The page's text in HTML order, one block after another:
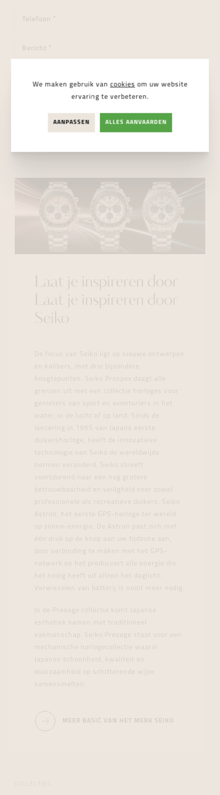
Ik ga akkoord met deprivacy regelgeving
Laat je inspireren door
Laat je inspireren door
Seiko
De focus van Seiko ligt op nieuwe ontwerpen
en kalibers, met drie bijzondere
hoogtepunten. Seiko Prospex daagt alle
grenzen uit met een collectie horloges voor
genieters van sport en avonturiers in het
water, in de lucht of op land. Sinds de
lancering in 1965 van Japans eerste
duikershorloge, heeft de innovatieve
technologie van Seiko de wereldwijde
normen veranderd. Seiko streeft
voortdurend naar een nog grotere
betrouwbaarheid en veiligheid voor zowel
professionele als recreatieve duikers. Seiko
Astron, het eerste GPS-horloge ter wereld
op zonne-energie. De Astron past zich met
één druk op de knop aan uw tijdzone aan,
door verbinding te maken met het GPS-
netwerk en het produceert alle energie die
het nodig heeft uit alleen het daglicht.
Verwisselen van batterij is nooit meer nodig.
In de Presage collectie komt Japanse
esthetiek samen met traditioneel
vakmanschap. Seiko Presage staat voor een
mechanische horlogecollectie waarin
Japanse schoonheid, kwaliteit en
duurzaamheid op schitterende wijze
samensmelten.
MEER BASIC VAN HET MERK SEIKO
We maken gebruik van cookies om uw website
ervaring te verbeteren.
AANPASSEN ALLES AANVAARDEN